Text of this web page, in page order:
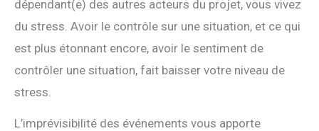
dépendant(e) des autres acteurs du projet, vous vivez
du stress. Avoir le contrôle sur une situation, et ce qui
est plus étonnant encore, avoir le sentiment de
contrôler une situation, fait baisser votre niveau de
stress.
L’imprévisibilité des événements vous apporte